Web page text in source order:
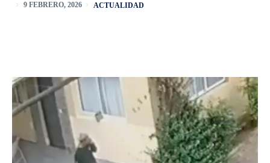
9 FEBRERO, 2026 ACTUALIDAD